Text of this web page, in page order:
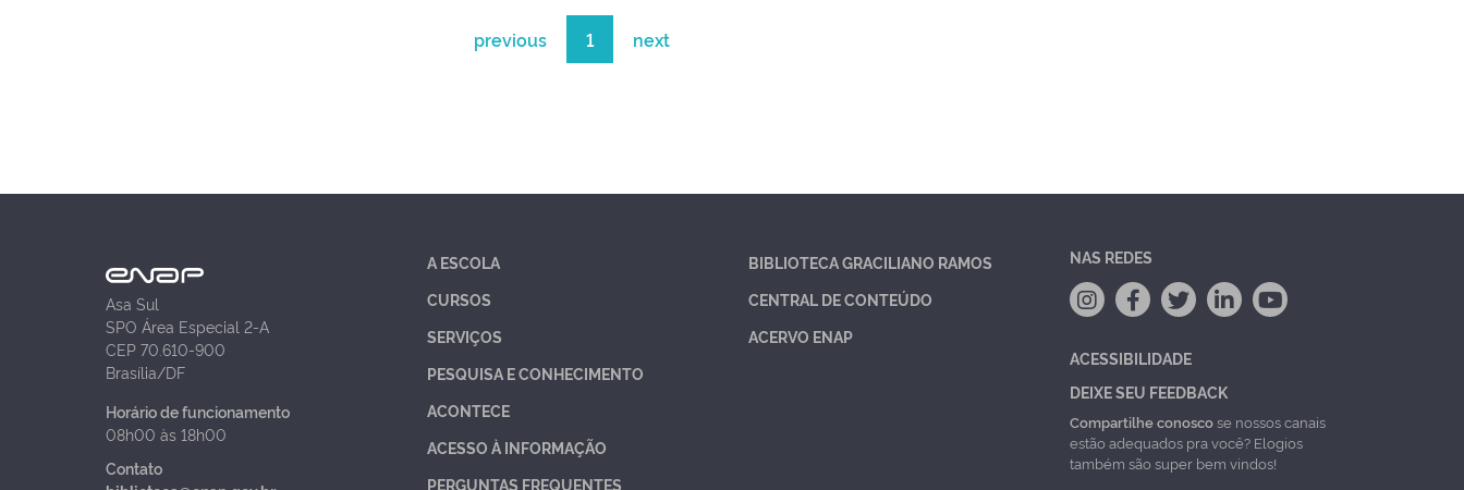
previous 1 next
Asa Sul
SPO Área Especial 2-A
CEP 70.610-900
Brasília/DF
Horário de funcionamento
08h00 às 18h00
Contato
A ESCOLA
CURSOS
SERVIÇOS
PESQUISA E CONHECIMENTO
ACONTECE
ACESSO À INFORMAÇÃO
PERGUNTAS FREQUENTES
BIBLIOTECA GRACILIANO RAMOS
CENTRAL DE CONTEÚDO
ACERVO ENAP
NAS REDES
ACESSIBILIDADE
DEIXE SEU FEEDBACK
Compartilhe conoscose nossos canais
estão adequados pra você? Elogios
também são super bem vindos!